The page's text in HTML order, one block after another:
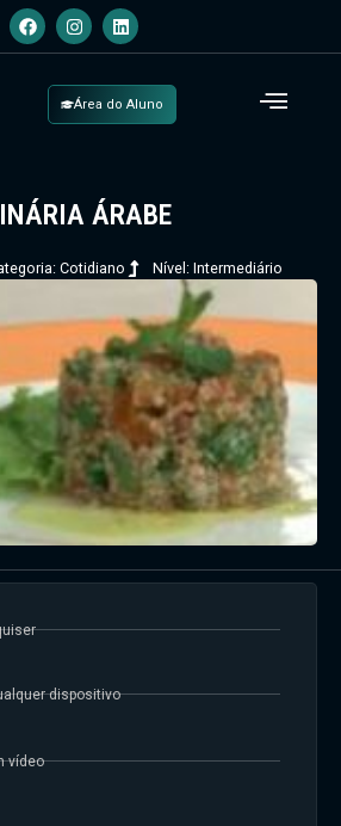
Área do Aluno
ÁRABE
Cotidiano Nível: Intermediário
dispositivo
vídeo